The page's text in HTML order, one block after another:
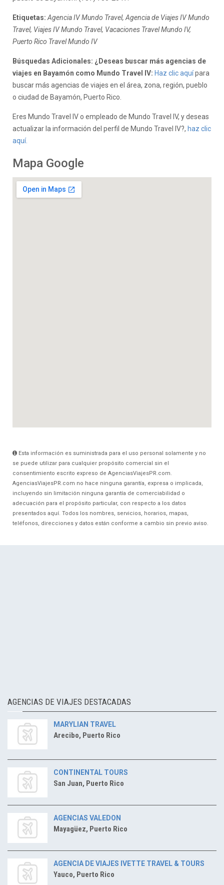
Etiquetas: Agencia IV Mundo Travel, Agencia de Viajes IV Mundo
Travel, Viajes IV Mundo Travel, Vacaciones Travel Mundo IV,
Puerto Rico Travel Mundo IV
Búsquedas Adicionales: ¿Deseas buscar más agencias de
viajes en Bayamón como Mundo Travel IV: Haz clic aquípara
buscar más agencias de viajes en el área, zona, región, pueblo
o ciudad de Bayamón, Puerto Rico.
Eres Mundo Travel IV o empleado de Mundo Travel IV, y deseas
actualizar la información del perfil de Mundo Travel IV?, haz clic
aquí.
Mapa Google
Esta información es suministrada para el uso personal solamente y no
se puede utilizar para cualquier propósito comercial sin el
consentimiento escrito expreso de AgenciasViajesPR.com.
AgenciasViajesPR.com no hace ninguna garantía, expresa o implicada,
incluyendo sin limitación ninguna garantía de comerciabilidad o
adecuación para el propósito particular, con respecto a los datos
presentados aquí. Todos los nombres, servicios, horarios, mapas,
teléfonos, direcciones y datos están conforme a cambio sin previo aviso.
AGENCIAS DE VIAJES DESTACADAS
MARYLIAN TRAVEL
Arecibo, Puerto Rico
CONTINENTAL TOURS
San Juan, Puerto Rico
AGENCIAS VALEDON
Mayagüez, Puerto Rico
AGENCIA DE VIAJES IVETTE TRAVEL & TOURS
Yauco, Puerto Rico